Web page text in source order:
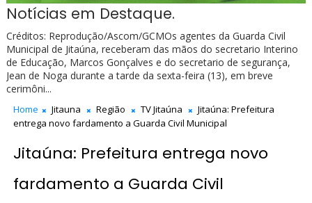
Notícias em Destaque.
Créditos: Reprodução/Ascom/GCMOs agentes da Guarda Civil
Municipal de Jitaúna, receberam das mãos do secretario Interino
de Educação, Marcos Gonçalves e do secretario de segurança,
Jean de Noga durante a tarde da sexta-feira (13), em breve
cerimôni...
Home Jitauna Região TV Jitaúna
Jitaúna: Prefeitura
entrega novo fardamento a Guarda Civil Municipal
Jitaúna: Prefeitura entrega novo
fardamento a Guarda Civil